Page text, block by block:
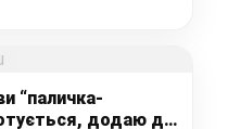
“паличка-
додаю до